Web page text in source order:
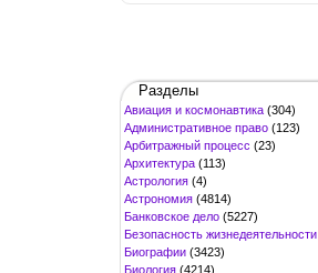
Разделы
Авиация и космонавтика (304)
Административное право (123)
Арбитражный процесс (23)
Архитектура (113)
Астрология (4)
Астрономия (4814)
Банковское дело (5227)
Безопасность жизнедеятельности
Биографии (3423)
Биология (4214)